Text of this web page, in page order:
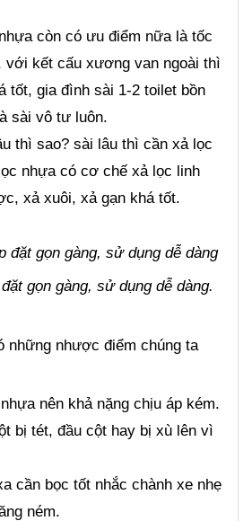
còn có ưu điểm nữa là tốc
với kết cấu xương van ngoài thì
tốt, gia đình sài 1-2 toilet bồn
sài vô tư luôn.
thì sao? sài lâu thì cần xả lọc
nhựa có cơ chế xả lọc linh
xả xuôi, xả gạn khá tốt.
gọn gàng, sử dụng dễ dàng.
những nhược điểm chúng ta
nên khả nặng chịu áp kém.
bị tét, đầu cột hay bị xù lên vì
cần bọc tốt nhắc chành xe nhẹ
ném.